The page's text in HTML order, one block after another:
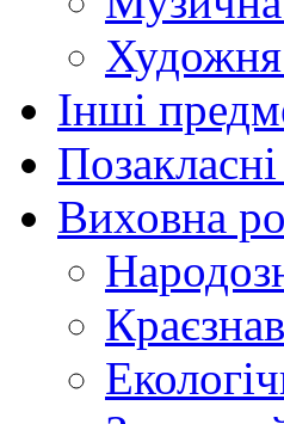
Художня
Інші
Виховна